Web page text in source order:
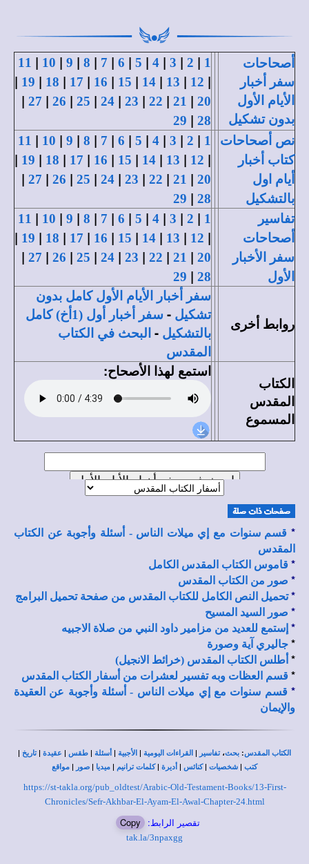
أصحاحات
سفر أخبار
الأيام الأول
بدون تشكيل
1
|
2
|
3
|
4
|
5
|
6
|
7
|
8
|
9
|
10
|
11
|
12
|
13
|
14
|
15
|
16
|
17
|
18
|
19
|
20
|
21
|
22
|
23
|
24
|
25
|
26
|
27
|
28
|
29
نص أصحاحات
كتاب أخبار
أيام اول
بالتشكيل
1
|
2
|
3
|
4
|
5
|
6
|
7
|
8
|
9
|
10
|
11
|
12
|
13
|
14
|
15
|
16
|
17
|
18
|
19
|
20
|
21
|
22
|
23
|
24
|
25
|
26
|
27
|
28
|
29
تفاسير
أصحاحات
سفر الأخبار
الأول
1
|
2
|
3
|
4
|
5
|
6
|
7
|
8
|
9
|
10
|
11
|
12
|
13
|
14
|
15
|
16
|
17
|
18
|
19
|
20
|
21
|
22
|
23
|
24
|
25
|
26
|
27
|
28
|
29
روابط أخرى
سفر أخبار الأيام الأول كامل بدون
تشكيل -
سفر أخبار أول (1أخ) كامل
بالتشكيل - البحث في الكتاب
المقدس
الكتاب
المقدس
المسموع
استمع لهذا الأصحاح:
* قسم سنوات مع إي ميلات الناس - أسئلة وأجوبة عن الكتاب
المقدس
* قاموس الكتاب المقدس الكامل
* صور من الكتاب المقدس
*تحميل النص الكامل للكتاب المقدس من صفحة تحميل البرامج
* صور السيد المسيح
* إستمع للعديد من مزامير داود النبي من صلاة الاجبيه
* جاليري آية وصورة
* أطلس الكتاب المقدس (خرائط الانجيل)
* قسم العظات وبه تفسير لعشرات من أسفار الكتاب المقدس
*قسم سنوات مع إي ميلات الناس - أسئلة وأجوبة عن العقيدة
والإيمان
الكتاب المقدس: بحث،تفاسير | القراءات اليومية | الأجبية | أسئلة | طقس | عقيدة |تاريخ |
كتب | شخصيات |كنائس | أديرة |كلمات ترانيم | ميديا | صور | مواقع
https://st-takla.org/pub_oldtest/Arabic-Old-Testament-Books/13-First-
Chronicles/Sefr-Akhbar-El-Ayam-El-Awal-Chapter-24.html
تقصير الرابط: Copy
tak.la/3npaxgg